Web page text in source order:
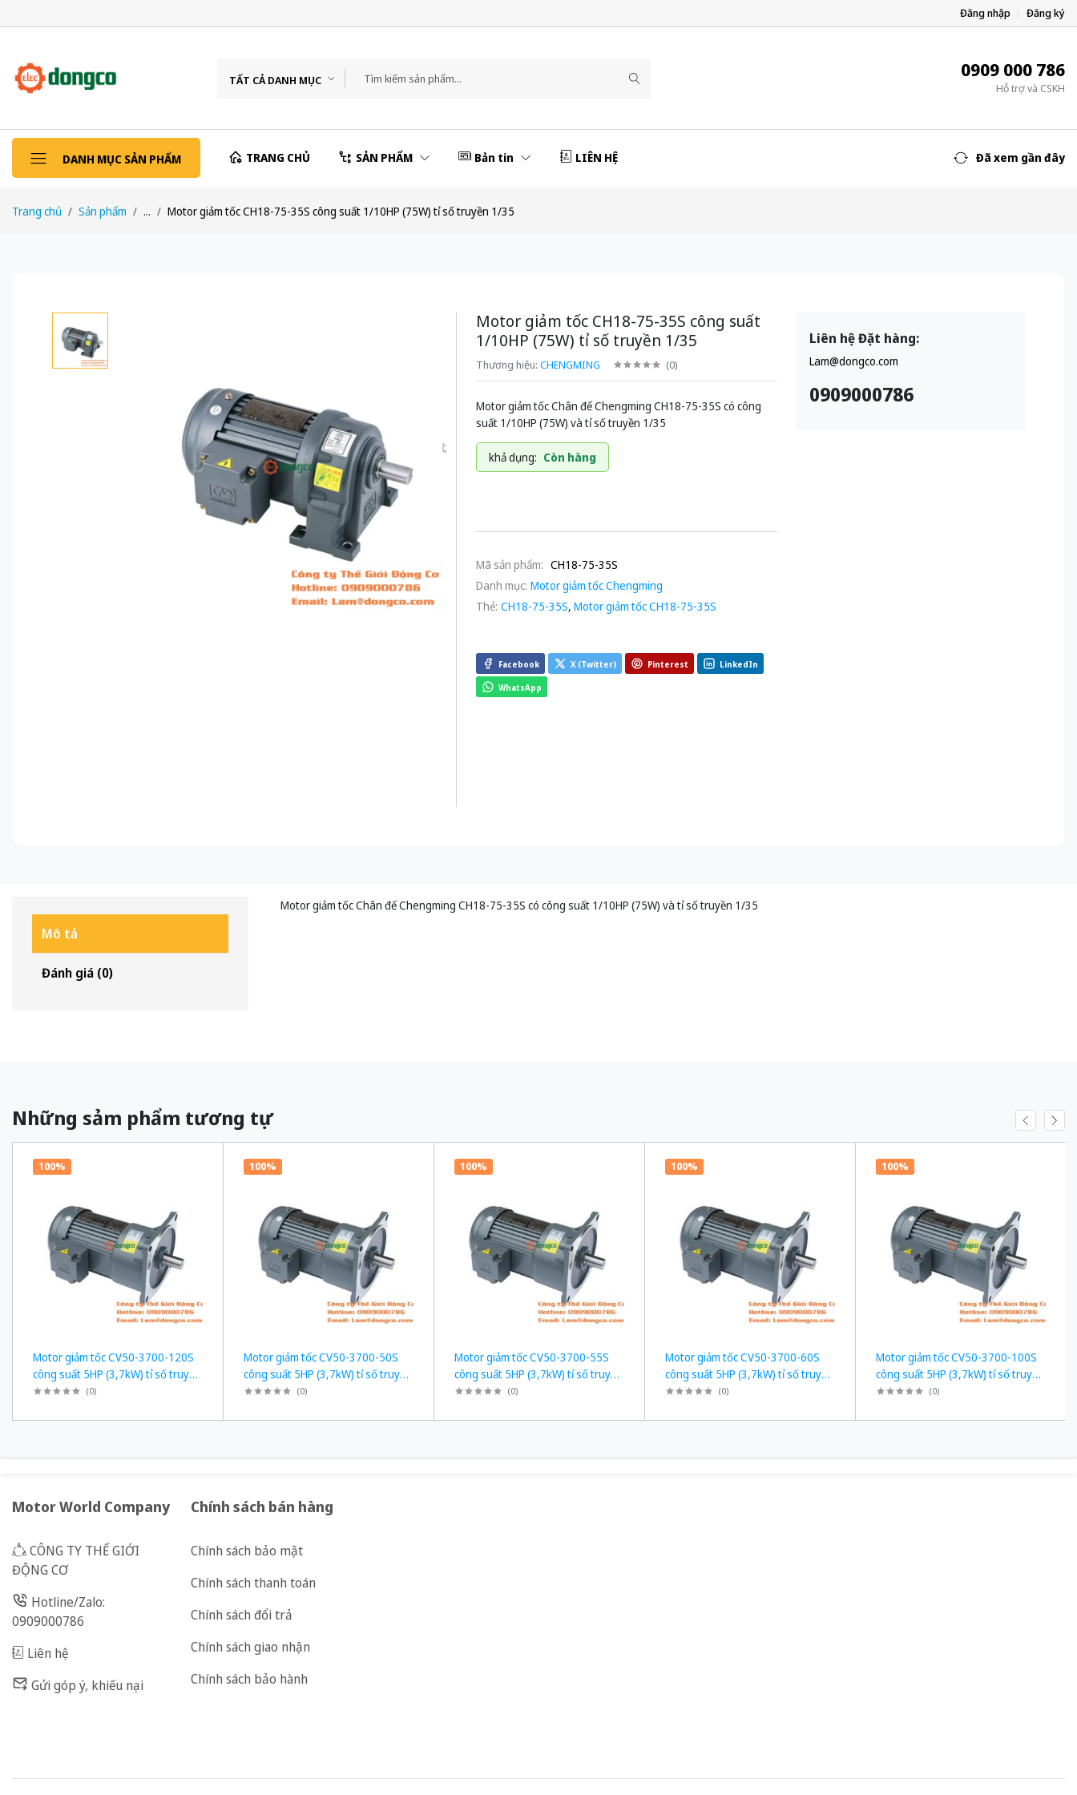
Đăng nhập Đăng ký
TẤT CẢ DANH MỤC 0909 000 786
Hỗ trợ và CSKH
DANH MỤC SẢN PHẨM TRANG CHỦ SẢN PHẨM Bản tin LIÊN HỆ Đã xem gần đây
Trang chủ Sản phẩm ... Motor giảm tốc CH18-75-35S công suất 1/10HP (75W) tỉ số truyền 1/35
Motor giảm tốc CH18-75-35S công suất
1/10HP (75W) tỉ số truyền 1/35
Thương hiệu: CHENGMING (0)
Motor giảm tốc Chân đế Chengming CH18-75-35S có công
suất 1/10HP (75W) và tỉ số truyền 1/35
khả dụng: Còn hàng
Mã sản phẩm: CH18-75-35S
Danh mục: Motor giảm tốc Chengming
Thẻ: CH18-75-35S, Motor giảm tốc CH18-75-35S
Facebook X (Twitter) Pinterest LinkedIn
WhatsApp
Liên hệ Đặt hàng:
Lam@dongco.com
0909000786
Mô tả
Đánh giá (0)
Motor giảm tốc Chân đế Chengming CH18-75-35S có công suất 1/10HP (75W) và tỉ số truyền 1/35
Những sảm phẩm tương tự
100%
Motor giảm tốc CV50-3700-120S
công suất 5HP (3,7kW) tỉ số truyền
1/120
(0)
100%
Motor giảm tốc CV50-3700-50S
công suất 5HP (3,7kW) tỉ số truyền
1/50
(0)
100%
Motor giảm tốc CV50-3700-55S
công suất 5HP (3,7kW) tỉ số truyền
1/55
(0)
100%
Motor giảm tốc CV50-3700-60S
công suất 5HP (3,7kW) tỉ số truyền
1/60
(0)
100%
Motor giảm tốc CV50-3700-100S
công suất 5HP (3,7kW) tỉ số truyền
1/100
(0)
Motor World Company
CÔNG TY THẾ GIỚI
ĐỘNG CƠ
Hotline/Zalo:
0909000786
Liên hệ
Gửi góp ý, khiếu nại
Chính sách bán hàng
Chính sách bảo mật
Chính sách thanh toán
Chính sách đổi trả
Chính sách giao nhận
Chính sách bảo hành